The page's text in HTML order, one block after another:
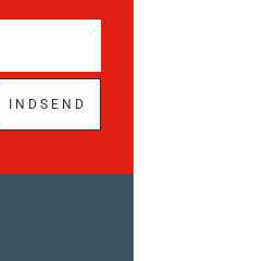
INDSEND